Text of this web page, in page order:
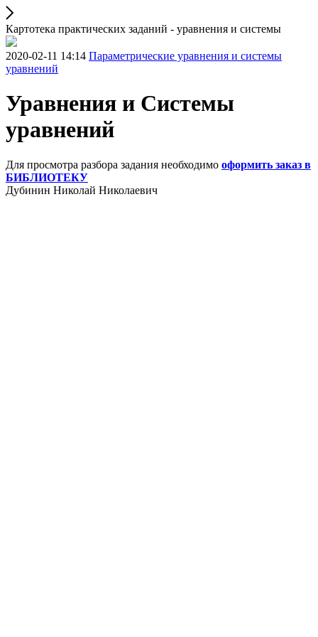
Картотека практических заданий - уравнения и системы
2020-02-11 14:14 Параметрические уравнения и системы
уравнений
Уравнения и Системы
уравнений
Для просмотра разбора задания необходимо оформить заказ в
БИБЛИОТЕКУ
Дубинин Николай Николаевич